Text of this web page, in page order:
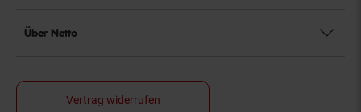
Über Netto
Vertrag widerrufen